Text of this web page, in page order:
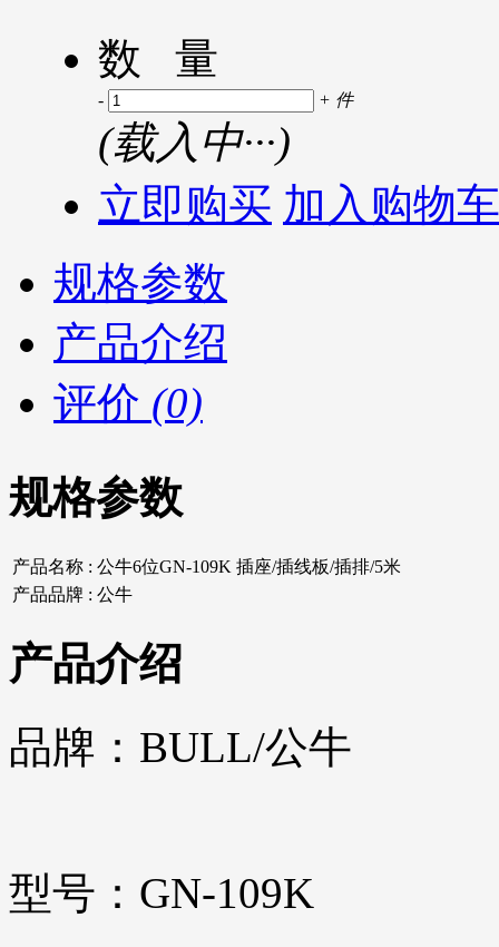
数 量
- + 件
(载入中···)
立即购买 加入购物车
规格参数
产品介绍
评价 (0)
规格参数
产品名称 : 公牛6位GN-109K 插座/插线板/插排/5米
产品品牌 : 公牛
产品介绍
品牌：BULL/公牛
型号：GN-109K